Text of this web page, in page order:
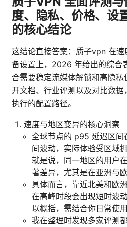
度、隐私、价格、设
的核心结论
这结论直接答案：质子vpn 在速
备设置上，2026 年给出的综合
合需要稳定流媒体解锁和高隐
开文档、行业评测以及对比数
执行的配置路径。
速度与地区变异的核心洞察
全球节点的 p95 延迟区
间波动，实际体验受区域
就是说，同一地区的用户
著差异，尤其是在亚洲与
具体而言，靠近北美和欧
在高峰时段会出现短时波
以概括，需结合你日常使
我在整理时发现多家评测